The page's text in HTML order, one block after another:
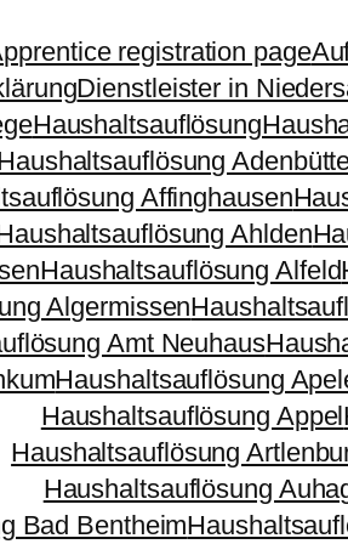
registration page
Dienstleister in
Haushaltsauflösung
Affinghausen
Ahlden
Haushaltsauflösung Alfeld
Algermissen
Amt Neuhaus
Haushaltsauflösung
Haushaltsauflösung Appel
Haushaltsauflösung
Haushaltsauflösung
Bad Bentheim